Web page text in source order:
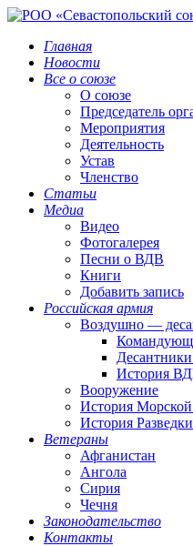
Главная
Новости
Все о союзе
О союзе
Председатель
Мероприятия
Деятельность
Устав
Членство
Статьи
Медиа
Видео
Фотогалерея
Песни о ВДВ
Книги
Добавить запись
Российская армия
Воздушно —
История
Вооружение
История
История Разведки
Ветераны
Афганистан
Ангола
Сирия
Чечня
Законодательство
Контакты